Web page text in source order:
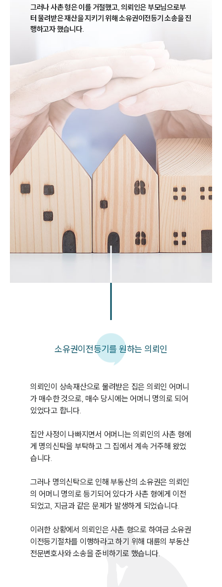
그러나 사촌 형은 이를 거절했고, 의뢰인은 부모님으로부
터 물려받은 재산을 지키기 위해 소유권이전등기 소송을 진
행하고자 했습니다.
소유권이전등기를 원하는 의뢰인
의뢰인이 상속재산으로 물려받은 집은 의뢰인 어머니
가 매수한 것으로, 매수 당시에는 어머니 명의로 되어
있었다고 합니다.
집안 사정이 나빠지면서 어머니는 의뢰인의 사촌 형에
게 명의신탁을 부탁하고 그 집에서 계속 거주해 왔었
습니다.
그러나 명의신탁으로 인해 부동산의 소유권은 의뢰인
의 어머니 명의로 등기되어 있다가 사촌 형에게 이전
되었고, 지금과 같은 문제가 발생하게 되었습니다.
이러한 상황에서 의뢰인은 사촌 형으로 하여금 소유권
이전등기절차를 이행하라고 하기 위해 대륜의 부동산
전문변호사와 소송을 준비하기로 했습니다.